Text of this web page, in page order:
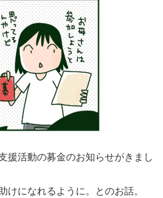
援活動の募金のお知らせがきまし
けになれるように。とのお話。